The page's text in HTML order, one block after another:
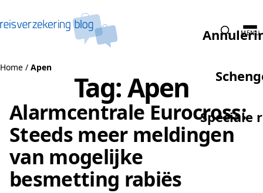
Speciale
MENU
Home / Apen
Tag:Apen
Alarmcentrale Eurocross:
Steeds meer meldingen
van mogelijke
besmetting rabiës